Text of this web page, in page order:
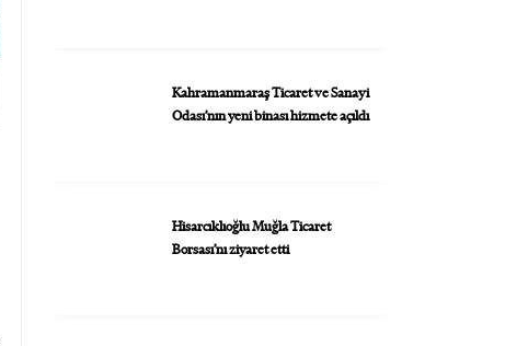
Kahramanmaraş Ticaret ve Sanayi
Odası’nın yeni binası hizmete açıldı
Hisarcıklıoğlu Muğla Ticaret
Borsası’nı ziyaret etti